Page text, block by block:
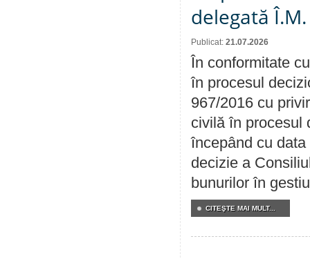
delegată
Publicat: 21.07.2026
În conformitate
în procesul
967/2016 cu
civilă în procesul
începând cu
decizie a
bunurilor în
CITEŞTE MAI MULT...